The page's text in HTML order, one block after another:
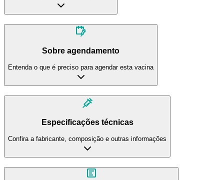
Sobre agendamento
Entenda o que é preciso para agendar esta vacina
Especificações técnicas
Confira a fabricante, composição e outras informações